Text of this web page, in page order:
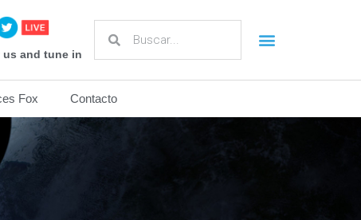
us and tune in
Fox Contacto